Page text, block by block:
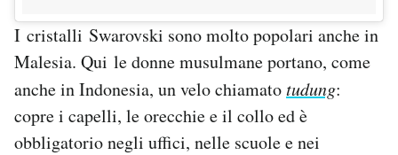
I cristalli Swarovski sono molto popolari anche in
Malesia. Qui le donne musulmane portano, come
anche in Indonesia, un velo chiamatotudung:
copre i capelli, le orecchie e il collo ed è
obbligatorio negli uffici, nelle scuole e nei